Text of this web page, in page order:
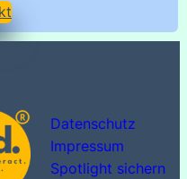
Datenschutz
Impressum
Spotlight sichern